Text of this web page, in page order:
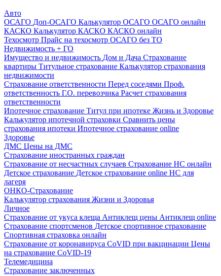
Авто
ОСАГО Доп-ОСАГО Калькулятор ОСАГО ОСАГО онлайн
КАСКО Калькулятор КАСКО КАСКО онлайн
Техосмотр Прайс на техосмотр ОСАГО без ТО
Недвижимость + ГО
Имущество и недвижимость Дом и Дача Страхование
квартиры Титульное страхование Калькулятор страхования
недвижимости
Страхование ответственности Перед соседями Проф.
ответственность Г.О. перевозчика Расчет страхования
ответственности
Ипотечное страхование Титул при ипотеке Жизнь и Здоровье
Калькулятор ипотечной страховки Сравнить цены
страхования ипотеки Ипотечное страхование online
Здоровье
ДМС Цены на ДМС
Страхование иностранных граждан
Страхование от несчастных случаев Страхование НС онлайн
Детское страхование Детское страхование online НС для
лагеря
ОНКО-Страхование
Калькулятор страхования Жизни и Здоровья
Личное
Страхование от укуса клеща Антиклещ цены Антиклещ online
Страхование спортсменов Детское спортивное страхование
Спортивная страховка онлайн
Страхование от коронавируса CoVID при вакцинации Цены
на страхование CoVID-19
Телемедицина
Страхование заключенных